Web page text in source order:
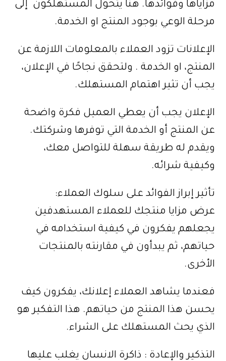
مزاياها وفوائدها. هنا يتحول المستهلكون إلى
مرحلة الوعي بوجود المنتج او الخدمة.
الإعلانات تزود العملاء بالمعلومات اللازمة عن
المنتج، او الخدمة . ولتحقق نجاحًا في الإعلان،
يجب أن تثير اهتمام المستهلك.
الإعلان يجب أن يعطي العميل فكرة واضحة
عن المنتج أو الخدمة التي توفرها وشركتك.
ويقدم له طريقة سهلة للتواصل معك،
وكيفية شرائه.
تأثير إبراز الفوائد على سلوك العملاء:
عرض مزايا منتجك للعملاء المستهدفين
يجعلهم يفكرون في كيفية استخدامه في
حياتهم، ثم يبدأون في مقارنته بالمنتجات
الأخرى.
فعندما يشاهد العملاء إعلانك، يفكرون كيف
يحسن هذا المنتج من حياتهم. هذا التفكير هو
الذي يحث المستهلك على الشراء.
التذكير والإعادة : ذاكرة الانسان يغلب عليها